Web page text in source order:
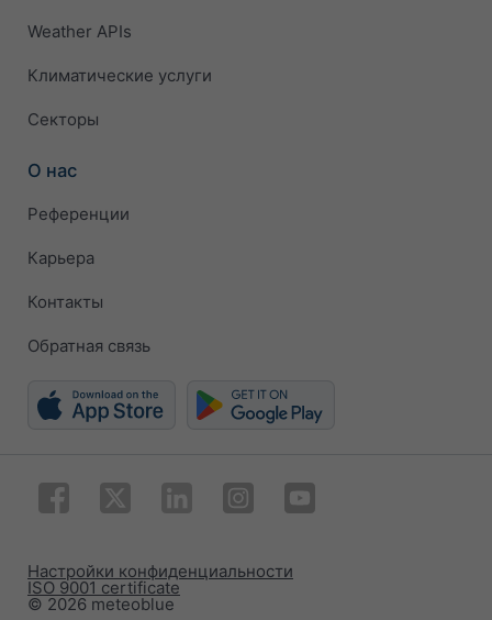
Weather APIs
Климатические услуги
Секторы
О нас
Референции
Карьера
Контакты
Обратная связь
© 2026 meteoblue
ISO 9001 certificate
Настройки конфиденциальности